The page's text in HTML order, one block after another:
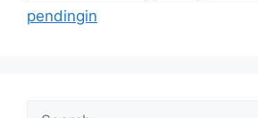
pendingin
Search